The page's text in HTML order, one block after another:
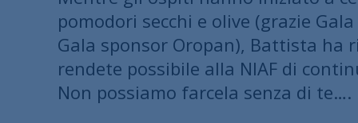
pomodori secchi e olive (grazie
Gala sponsor Oropan), Battista ha
rendete possibile alla NIAF di
Non possiamo farcela senza di te….